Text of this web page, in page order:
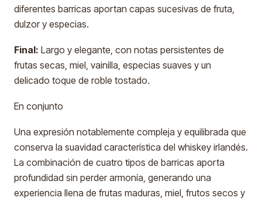
diferentes barricas aportan capas sucesivas de fruta,
dulzor y especias.
Final: Largo y elegante, con notas persistentes de
frutas secas, miel, vainilla, especias suaves y un
delicado toque de roble tostado.
En conjunto
Una expresión notablemente compleja y equilibrada que
conserva la suavidad característica del whiskey irlandés.
La combinación de cuatro tipos de barricas aporta
profundidad sin perder armonía, generando una
experiencia llena de frutas maduras, miel, frutos secos y